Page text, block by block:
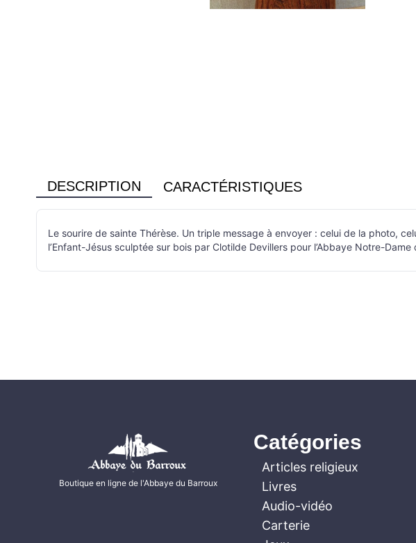
DESCRIPTION CARACTÉRISTIQUES
Le sourire de sainte Thérèse. Un triple message à envoyer : celui de la photo,
l’Enfant-Jésus sculptée sur bois par Clotilde Devillers pour l’Abbaye Notre-
Boutique en ligne de l'Abbaye du Barroux
Catégories
Articles religieux
Livres
Audio-vidéo
Carterie